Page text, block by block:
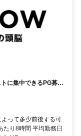
に集中できるPG募集
って多少前後する可
たり8時間 平均勤務日